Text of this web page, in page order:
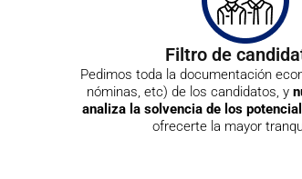
Filtro de
Pedimos toda la documentación
nóminas, etc) de los candidatos, y
analiza la solvencia de los
ofrecerte la mayor